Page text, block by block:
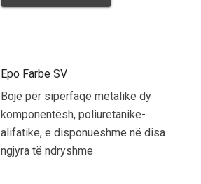
Epo Farbe SV
Bojë për sipërfaqe metalike dy
komponentësh, poliuretanike-
alifatike, e disponueshme në disa
ngjyra të ndryshme